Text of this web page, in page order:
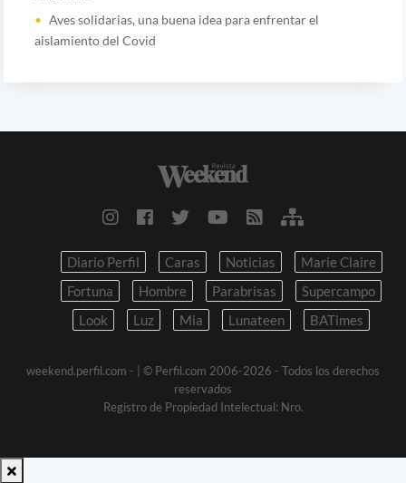
Aves solidarias, una buena idea para enfrentar el
aislamiento del Covid
Diario Perfil Caras Noticias
Marie Claire
Fortuna
Hombre Parabrisas
Supercampo
Look
Luz Mia Lunateen BATimes
weekend.perfil.com -
| © Perfil.com 2006-2026 - Todos los derechos
reservados
Registro de Propiedad Intelectual: Nro.